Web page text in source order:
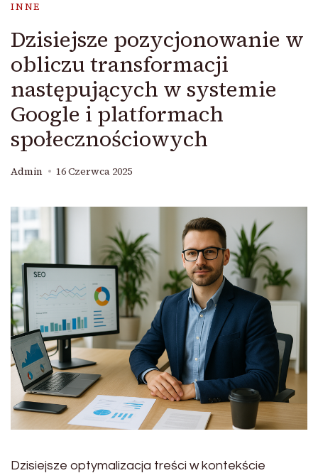
INNE
Dzisiejsze pozycjonowanie w
obliczu transformacji
następujących w systemie
Google i platformach
społecznościowych
Admin 16 Czerwca 2025
Dzisiejsze optymalizacja treści w kontekście